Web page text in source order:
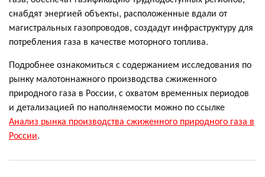
снабдят энергией объекты, расположенные вдали от
магистральных газопроводов, создадут инфраструктуру для
потребления газа в качестве моторного топлива.
Подробнее ознакомиться с содержанием исследования по
рынку малотоннажного производства сжиженного
природного газа в России, с охватом временных периодов
и детализацией по наполняемости можно по ссылке
Анализ рынка производства сжиженного природного газа в
России.